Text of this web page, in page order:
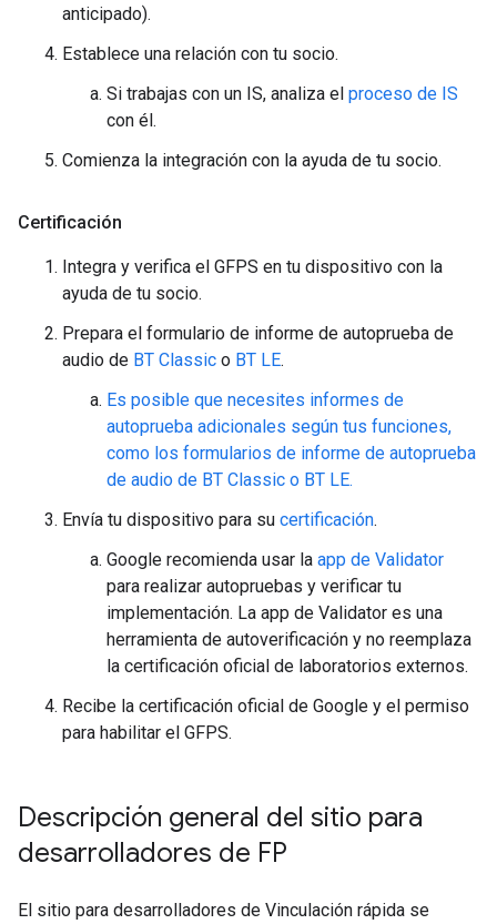
anticipado).
Establece una relación con tu socio.
Si trabajas con un IS, analiza el proceso de IS
con él.
Comienza la integración con la ayuda de tu socio.
Certificación
Integra y verifica el GFPS en tu dispositivo con la
ayuda de tu socio.
Prepara el formulario de informe de autoprueba de
audio de BT Classic o BT LE.
Es posible que necesites informes de
autoprueba adicionales según tus funciones,
como los formularios de informe de autoprueba
de audio de BT Classic o BT LE.
Envía tu dispositivo para su certificación.
Google recomienda usar la app de Validator
para realizar autopruebas y verificar tu
implementación. La app de Validator es una
herramienta de autoverificación y no reemplaza
la certificación oficial de laboratorios externos.
Recibe la certificación oficial de Google y el permiso
para habilitar el GFPS.
Descripción general del sitio para
desarrolladores de FP
El sitio para desarrolladores de Vinculación rápida se